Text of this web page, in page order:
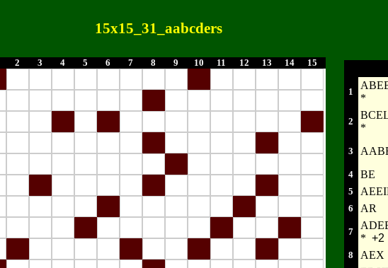
15x15_31_aabcders
2 3 4 5 6 7 8 9 10 11 12 13 14
15
1
*
2
*
3
4 BE
5
6 AR
7
* +2
8 AEX